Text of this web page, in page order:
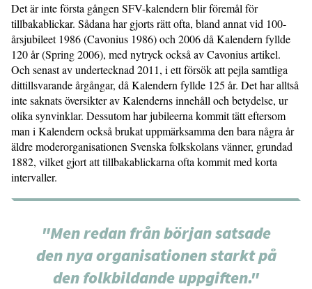
Det är inte första gången SFV-kalendern blir föremål för
tillbakablickar. Sådana har gjorts rätt ofta, bland annat vid 100-
årsjubileet 1986 (Cavonius 1986) och 2006 då Kalendern fyllde
120 år (Spring 2006), med nytryck också av Cavonius artikel.
Och senast av undertecknad 2011, i ett försök att pejla samtliga
dittillsvarande årgångar, då Kalendern fyllde 125 år. Det har alltså
inte saknats översikter av Kalenderns innehåll och betydelse, ur
olika synvinklar. Dessutom har jubileerna kommit tätt eftersom
man i Kalendern också brukat uppmärksamma den bara några år
äldre moderorganisationen Svenska folkskolans vänner, grundad
1882, vilket gjort att tillbakablickarna ofta kommit med korta
intervaller.
"Men redan från början satsade
den nya organisationen starkt på
den folkbildande uppgiften."